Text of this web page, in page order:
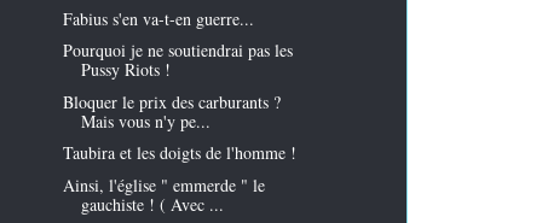
Fabius s'en va-t-en guerre...
Pourquoi je ne soutiendrai pas les
Pussy Riots !
Bloquer le prix des carburants ?
Mais vous n'y pe...
Taubira et les doigts de l'homme !
Ainsi, l'église " emmerde " le
gauchiste ! ( Avec ...